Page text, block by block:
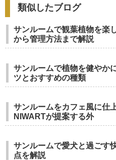
類似したブログ
サンルームで観葉植物を楽
から管理方法まで解説
サンルームで植物を健やか
ツとおすすめの種類
サンルームをカフェ風に仕
NIWARTが提案する外
サンルームで愛犬と過ごす
点を解説